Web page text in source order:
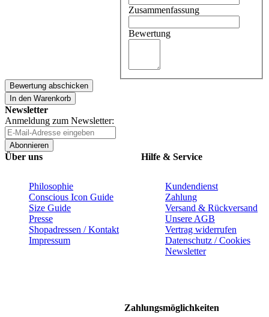
Zusammenfassung
Bewertung
Bewertung abschicken
In den Warenkorb
Newsletter
Anmeldung zum Newsletter:
Abonnieren
Über uns
Philosophie
Conscious Icon Guide
Size Guide
Presse
Shopadressen / Kontakt
Impressum
Hilfe & Service
Kundendienst
Zahlung
Versand & Rückversand
Unsere AGB
Vertrag widerrufen
Datenschutz / Cookies
Newsletter
Zahlungsmöglichkeiten